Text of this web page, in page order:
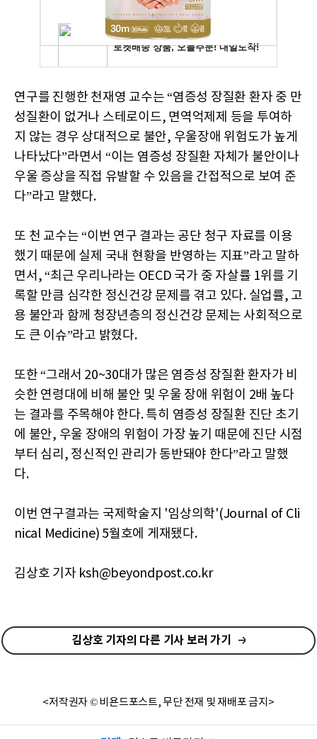
연구를 진행한 천재영 교수는 “염증성 장질환 환자 중 만
성질환이 없거나 스테로이드, 면역억제제 등을 투여하
지 않는 경우 상대적으로 불안, 우울장애 위험도가 높게
나타났다”라면서 “이는 염증성 장질환 자체가 불안이나
우울 증상을 직접 유발할 수 있음을 간접적으로 보여 준
다”라고 말했다.
또 천 교수는 “이번 연구 결과는 공단 청구 자료를 이용
했기 때문에 실제 국내 현황을 반영하는 지표”라고 말하
면서, “최근 우리나라는 OECD 국가 중 자살률 1위를 기
록할 만큼 심각한 정신건강 문제를 겪고 있다. 실업률, 고
용 불안과 함께 청장년층의 정신건강 문제는 사회적으로
도 큰 이슈”라고 밝혔다.
또한 “그래서 20~30대가 많은 염증성 장질환 환자가 비
슷한 연령대에 비해 불안 및 우울 장애 위험이 2배 높다
는 결과를 주목해야 한다. 특히 염증성 장질환 진단 초기
에 불안, 우울 장애의 위험이 가장 높기 때문에 진단 시점
부터 심리, 정신적인 관리가 동반돼야 한다”라고 말했
다.
이번 연구결과는 국제학술지 '임상의학'(Journal of Cli
nical Medicine) 5월호에 게재됐다.
김상호 기자 ksh@beyondpost.co.kr
김상호 기자의 다른 기사 보러 가기
<저작권자 © 비욘드포스트, 무단 전재 및 재배포 금지>